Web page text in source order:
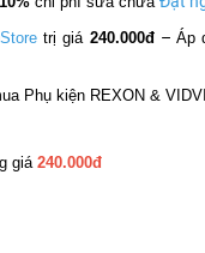
trị giá 240.000đ – Áp
Phụ kiện REXON &
giá240.000đ